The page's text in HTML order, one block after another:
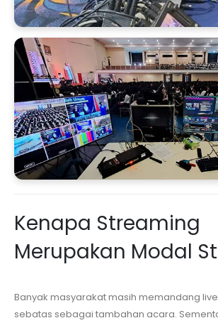
Kenapa Streaming
Merupakan Modal
Banyak masyarakat masih memandang
sebatas sebagai tambahan acara.